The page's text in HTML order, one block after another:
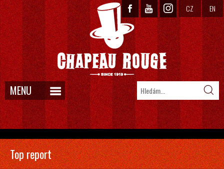
CZ EN
MENU
Top report